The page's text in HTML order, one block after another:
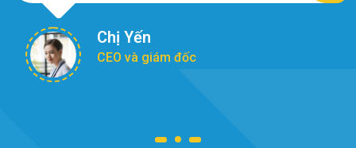
Mr Lân
Nhà quản lý